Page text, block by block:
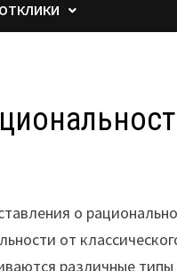
ОТКЛИКИ
о
от
различные